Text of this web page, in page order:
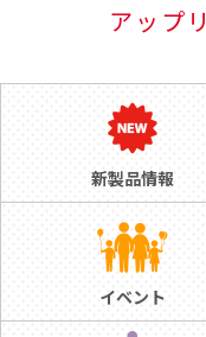
アップ
新製品情報
イベント